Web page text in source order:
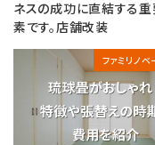
ネスの成功に直結する
素です。店舗改装
ファミリノベ